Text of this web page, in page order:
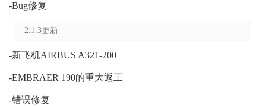
-Bug修复
2.1.3更新
-新飞机AIRBUS A321-200
-EMBRAER 190的重大返工
-错误修复